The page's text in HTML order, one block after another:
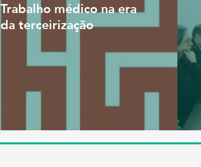
Trabalho médico na era
da terceirização